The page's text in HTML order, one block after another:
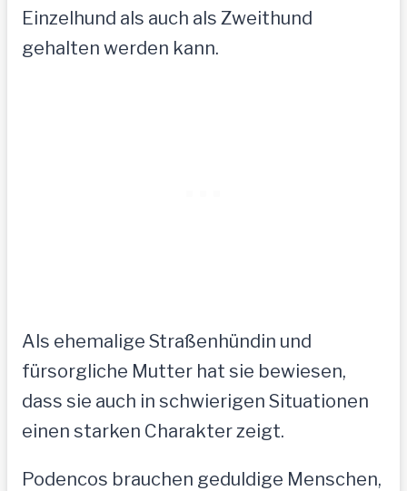
Einzelhund als auch als Zweithund
gehalten werden kann.
Als ehemalige Straßenhündin und
fürsorgliche Mutter hat sie bewiesen,
dass sie auch in schwierigen Situationen
einen starken Charakter zeigt.
Podencos brauchen geduldige Menschen,